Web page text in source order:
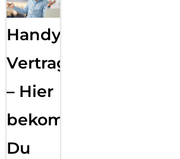
Handy
Vertragsabwicklung
– Hier
bekommst
Du